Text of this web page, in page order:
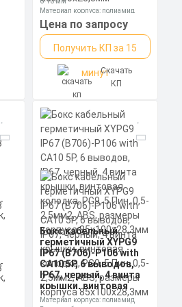
размеры корпуса
85х100х28,3мм
Материал корпуса: полиамид
Размеры без упаковки: 63x65x29
мм
Цена по запросу
Получить КП за 15
минутСкачать
КП
Бокс кабельный
герметичный XYPG9
IP67 (B706)-P106 with
CA10 5P, 6 выводов,
IP67, черный, 4 винта
крышки, винтовая
колодка, PG9, 5 Пин,
Материал корпуса: полиамид